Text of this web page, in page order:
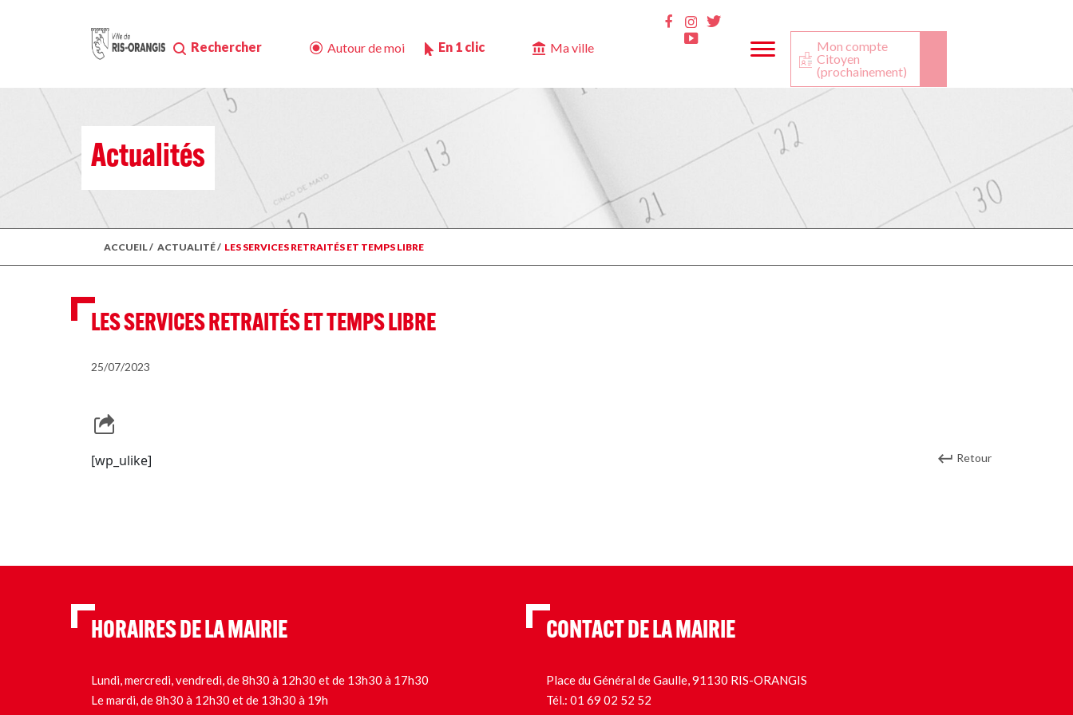
Rechercher Autour de moi En 1 clic Ma ville
Facebook
InstaTwitter
Youtube
Mon compte
Citoyen
(prochainement)
Actualités
ACCUEIL/ ACTUALITÉ/ LES SERVICES RETRAITÉS ET TEMPS LIBRE
LES SERVICES RETRAITÉS ET TEMPS LIBRE
25/07/2023
[wp_ulike] Retour
HORAIRES DE LA MAIRIE
Lundi, mercredi, vendredi, de 8h30 à 12h30 et de 13h30 à 17h30
Le mardi, de 8h30 à 12h30 et de 13h30 à 19h
CONTACT DE LA MAIRIE
Place du Général de Gaulle, 91130 RIS-ORANGIS
Tél.: 01 69 02 52 52